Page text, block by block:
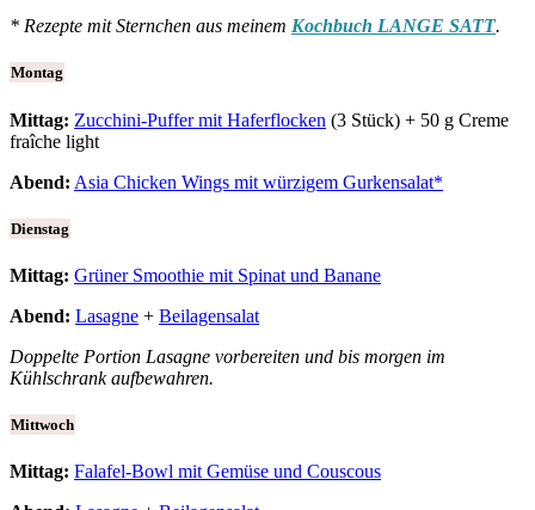
* Rezepte mit Sternchen aus meinem Kochbuch LANGE SATT.
Montag
Mittag: Zucchini-Puffer mit Haferflocken (3 Stück) + 50 g Creme
fraîche light
Abend: Asia Chicken Wings mit würzigem Gurkensalat*
Dienstag
Mittag: Grüner Smoothie mit Spinat und Banane
Abend: Lasagne + Beilagensalat
Doppelte Portion Lasagne vorbereiten und bis morgen im
Kühlschrank aufbewahren.
Mittwoch
Mittag: Falafel-Bowl mit Gemüse und Couscous